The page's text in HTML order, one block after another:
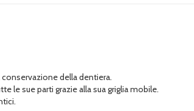
della dentiera.
le sue parti grazie alla sua griglia mobile.